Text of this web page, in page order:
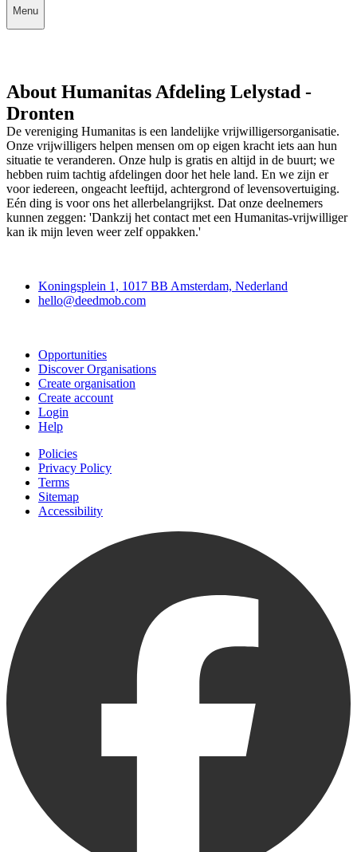
Menu
About Humanitas Afdeling Lelystad -
Dronten
De vereniging Humanitas is een landelijke vrijwilligersorganisatie.
Onze vrijwilligers helpen mensen om op eigen kracht iets aan hun
situatie te veranderen. Onze hulp is gratis en altijd in de buurt; we
hebben ruim tachtig afdelingen door het hele land. En we zijn er
voor iedereen, ongeacht leeftijd, achtergrond of levensovertuiging.
Eén ding is voor ons het allerbelangrijkst. Dat onze deelnemers
kunnen zeggen: 'Dankzij het contact met een Humanitas-vrijwilliger
kan ik mijn leven weer zelf oppakken.'
Koningsplein 1, 1017 BB Amsterdam, Nederland
hello@deedmob.com
Opportunities
Discover Organisations
Create organisation
Create account
Login
Help
Policies
Privacy Policy
Terms
Sitemap
Accessibility